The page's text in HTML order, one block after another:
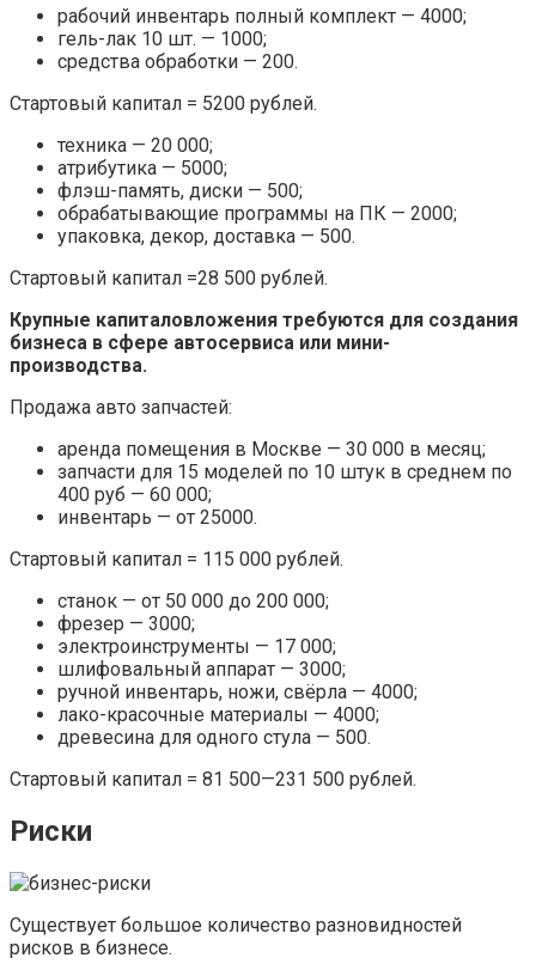
рабочий инвентарь полный комплект — 4000;
гель-лак 10 шт. — 1000;
средства обработки — 200.
Стартовый капитал = 5200 рублей.
техника — 20 000;
атрибутика — 5000;
флэш-память, диски — 500;
обрабатывающие программы на ПК — 2000;
упаковка, декор, доставка — 500.
Стартовый капитал =28 500 рублей.
Крупные капиталовложения требуются для создания
бизнеса в сфере автосервиса или мини-
производства.
Продажа авто запчастей:
аренда помещения в Москве — 30 000 в месяц;
запчасти для 15 моделей по 10 штук в среднем по
400 руб — 60 000;
инвентарь — от 25000.
Стартовый капитал = 115 000 рублей.
станок — от 50 000 до 200 000;
фрезер — 3000;
электроинструменты — 17 000;
шлифовальный аппарат — 3000;
ручной инвентарь, ножи, свёрла — 4000;
лако-красочные материалы — 4000;
древесина для одного стула — 500.
Стартовый капитал = 81 500—231 500 рублей.
Риски
Существует большое количество разновидностей
рисков в бизнесе.